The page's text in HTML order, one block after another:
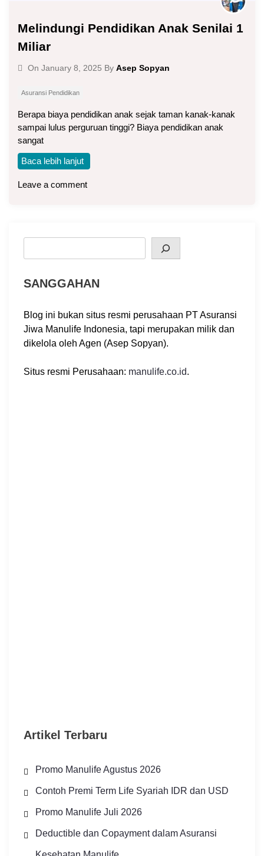
Melindungi Pendidikan Anak Senilai 1
Miliar
On January 8, 2025 By Asep Sopyan
Asuransi Pendidikan
Berapa biaya pendidikan anak sejak taman kanak-kanak
sampai lulus perguruan tinggi? Biaya pendidikan anak
sangat
Baca lebih lanjut
Leave a comment
SANGGAHAN
Blog ini bukan situs resmi perusahaan PT Asuransi
Jiwa Manulife Indonesia, tapi merupakan milik dan
dikelola oleh Agen (Asep Sopyan).
Situs resmi Perusahaan: manulife.co.id.
Artikel Terbaru
Promo Manulife Agustus 2026
Contoh Premi Term Life Syariah IDR dan USD
Promo Manulife Juli 2026
Deductible dan Copayment dalam Asuransi